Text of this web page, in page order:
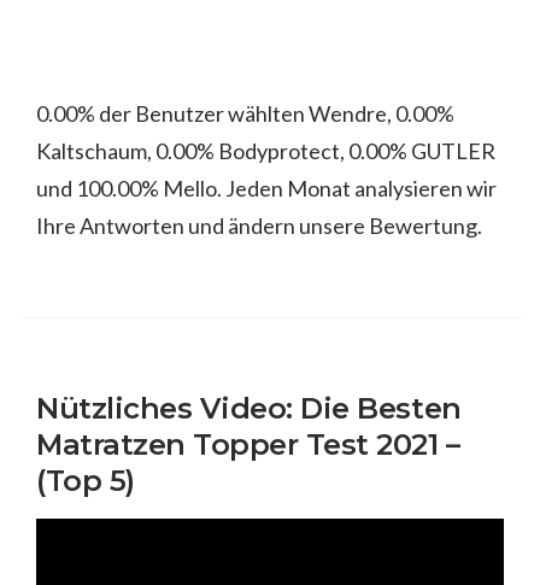
0.00% der Benutzer wählten Wendre, 0.00%
Kaltschaum, 0.00% Bodyprotect, 0.00% GUTLER
und 100.00% Mello. Jeden Monat analysieren wir
Ihre Antworten und ändern unsere Bewertung.
Nützliches Video: Die Besten
Matratzen Topper Test 2021 –
(Top 5)